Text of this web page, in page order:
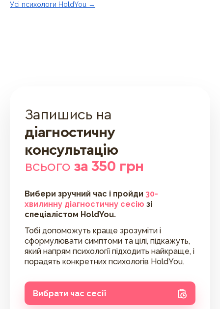
Усі психологи HoldYou →
Запишись на
діагностичну
консультацію
всього за 350 грн
Вибери зручний час і пройди 30-
хвилинну діагностичну сесію зі
спеціалістом HoldYou.
Тобі допоможуть краще зрозуміти і
сформулювати симптоми та цілі, підкажуть,
який напрям психології підходить найкраще, і
порадять конкретних психологів HoldYou.
Вибрати час сесії